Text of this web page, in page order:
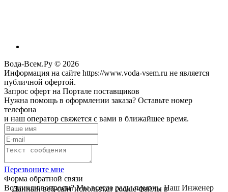
Вода-Всем.Ру © 2026
Информация на сайте https://www.voda-vsem.ru не является
публичной офертой.
Запрос оферт на Портале поставщиков
Нужна помощь в оформлении заказа? Оставьте номер
телефона
и наш оператор свяжется с вами в ближайшее время.
Перезвоните мне
Форма обратной связи
Возникли вопросы? Мы всегда рады помочь. Наш Инженер
Данный веб-сайт использует cookie-файлы в